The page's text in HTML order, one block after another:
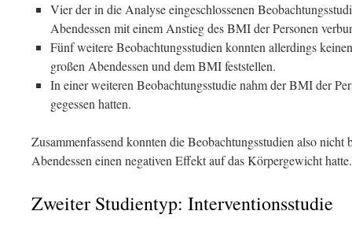
Vier der in die Analyse eingeschlossenen
Abendessen mit einem Anstieg des BMI der Personen
Fünf weitere Beobachtungsstudien konnten allerdings
großen Abendessen und dem BMI feststellen.
In einer weiteren Beobachtungsstudie nahm der BMI der
gegessen hatten.
Zusammenfassend konnten die Beobachtungsstudien also nicht
Abendessen einen negativen Effekt auf das Körpergewicht hatte.
Zweiter Studientyp: Interventionsstudie